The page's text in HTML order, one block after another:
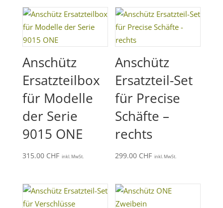
Anschütz
Ersatzteilbox
für Modelle
der Serie
9015 ONE
315.00 CHF inkl. MwSt.
Anschütz
Ersatzteil-Set
für Precise
Schäfte –
rechts
299.00 CHF inkl. MwSt.